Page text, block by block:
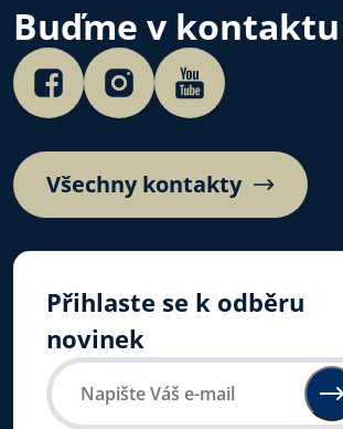
vysvětlit jinak…
Buďme v kontaktu
Všechny kontakty
Přihlaste se k odběru
novinek